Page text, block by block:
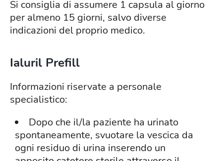
Si consiglia di assumere 1 capsula al giorno
per almeno 15 giorni, salvo diverse
indicazioni del proprio medico.
Ialuril Prefill
Informazioni riservate a personale
specialistico:
Dopo che il/la paziente ha urinato
spontaneamente, svuotare la vescica da
ogni residuo di urina inserendo un